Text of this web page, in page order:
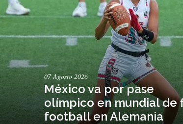
07 Agosto 2026
México va por pase
olímpico en mundial de
football en Alemania